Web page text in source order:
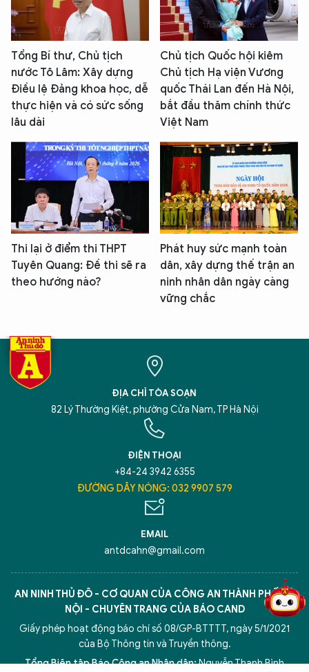
Tổng Bí thư, Chủ tịch
nước Tô Lâm: Xây dựng
Điều lệ Đảng khoa học, dễ
thực hiện và có sức sống
lâu dài
Chủ tịch Quốc hội kiêm
Chủ tịch Hạ viện Vương
quốc Thái Lan đến Hà Nội,
bắt đầu thăm chính thức
Việt Nam
Thi lại ở điểm thi THPT
Tuyên Quang: Đề thi sẽ ra
theo hướng nào?
Phát huy sức mạnh toàn
dân, xây dựng thế trận an
ninh nhân dân ngày càng
vững chắc
ĐỊA CHỈ TÒA SOẠN
82 Lý Thường Kiệt, phường Cửa Nam, TP Hà Nội
ĐIỆN THOẠI
+84-24 3942 6355
ĐƯỜNG DÂY NÓNG: 032 9907 579
EMAIL
antdcahn@gmail.com
AN NINH THỦ ĐÔ - CƠ QUAN CỦA CÔNG AN THÀNH PHỐ HÀ
NỘI - CHUYÊN TRANG CỦA BÁO CAND
Giấy phép hoạt động báo chí số 08/GP-BTTTT, ngày 5/1/2021
của Bộ Thông tin và Truyền thông.
Tổng Biên tập Báo Công an Nhân dân:Nguyễn Thanh Bình
5 điểm nghẽn của Hà Nội giải pháp xử lý điểm nghẽn của